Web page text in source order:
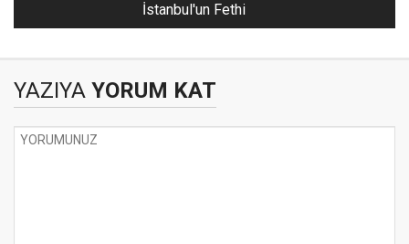
İstanbul'un Fethi
YAZIYA YORUM KAT